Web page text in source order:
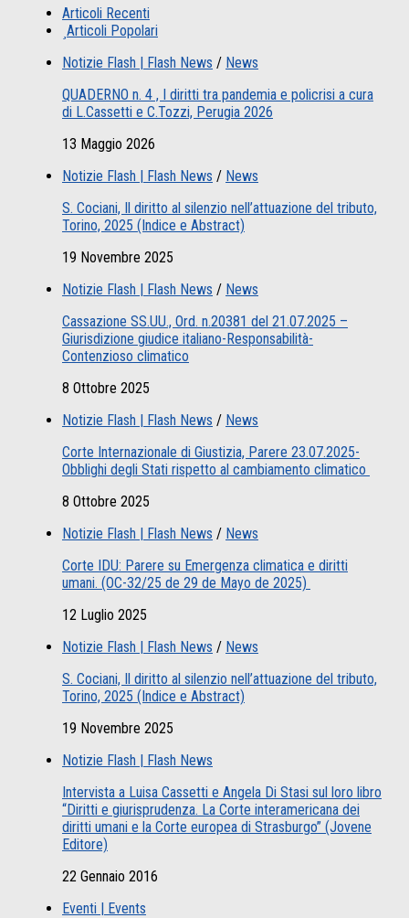
Articoli Recenti
Articoli Popolari
Notizie Flash | Flash News / News
QUADERNO n. 4 , I diritti tra pandemia e policrisi a cura
di L.Cassetti e C.Tozzi, Perugia 2026
13 Maggio 2026
Notizie Flash | Flash News / News
S. Cociani, Il diritto al silenzio nell’attuazione del tributo,
Torino, 2025 (Indice e Abstract)
19 Novembre 2025
Notizie Flash | Flash News / News
Cassazione SS.UU., Ord. n.20381 del 21.07.2025 –
Giurisdizione giudice italiano-Responsabilità-
Contenzioso climatico
8 Ottobre 2025
Notizie Flash | Flash News / News
Corte Internazionale di Giustizia, Parere 23.07.2025-
Obblighi degli Stati rispetto al cambiamento climatico
8 Ottobre 2025
Notizie Flash | Flash News / News
Corte IDU: Parere su Emergenza climatica e diritti
umani. (OC-32/25 de 29 de Mayo de 2025)
12 Luglio 2025
Notizie Flash | Flash News / News
S. Cociani, Il diritto al silenzio nell’attuazione del tributo,
Torino, 2025 (Indice e Abstract)
19 Novembre 2025
Notizie Flash | Flash News
Intervista a Luisa Cassetti e Angela Di Stasi sul loro libro
“Diritti e giurisprudenza. La Corte interamericana dei
diritti umani e la Corte europea di Strasburgo” (Jovene
Editore)
22 Gennaio 2016
Eventi | Events